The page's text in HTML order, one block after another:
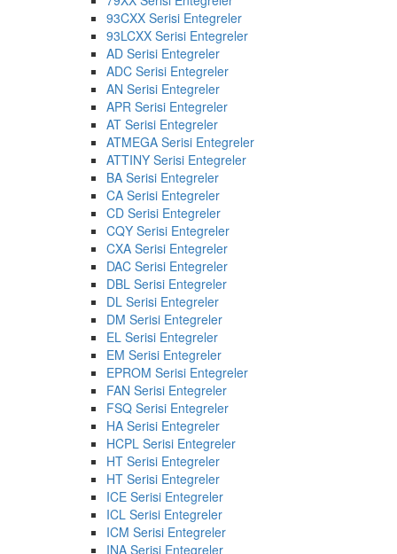
93CXX Serisi Entegreler
93LCXX Serisi Entegreler
AD Serisi Entegreler
ADC Serisi Entegreler
AN Serisi Entegreler
APR Serisi Entegreler
AT Serisi Entegreler
ATMEGA Serisi Entegreler
ATTINY Serisi Entegreler
BA Serisi Entegreler
CA Serisi Entegreler
CD Serisi Entegreler
CQY Serisi Entegreler
CXA Serisi Entegreler
DAC Serisi Entegreler
DBL Serisi Entegreler
DL Serisi Entegreler
DM Serisi Entegreler
EL Serisi Entegreler
EM Serisi Entegreler
EPROM Serisi Entegreler
FAN Serisi Entegreler
FSQ Serisi Entegreler
HA Serisi Entegreler
HCPL Serisi Entegreler
HT Serisi Entegreler
HT Serisi Entegreler
ICE Serisi Entegreler
ICL Serisi Entegreler
ICM Serisi Entegreler
INA Serisi Entegreler